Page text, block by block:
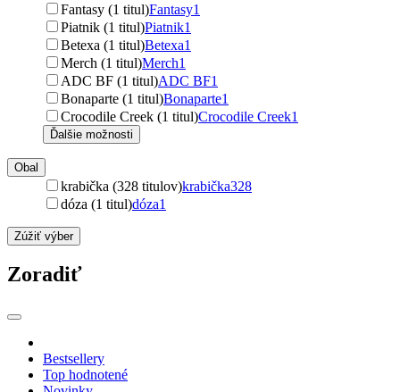
Fantasy (1 titul)Fantasy1
Piatnik (1 titul)Piatnik1
Betexa (1 titul)Betexa1
Merch (1 titul)Merch1
ADC BF (1 titul)ADC BF1
Bonaparte (1 titul)Bonaparte1
Crocodile Creek (1 titul)Crocodile Creek1
Ďalšie možnosti
Obal
krabička (328 titulov)krabička328
dóza (1 titul)dóza1
Zúžiť výber
Zoradiť
Bestsellery
Top hodnotené